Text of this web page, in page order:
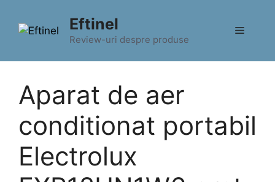
conținut
Eftinel
Review-uri despre produse
Meniu
Aparat de aer
conditionat portabil
Electrolux